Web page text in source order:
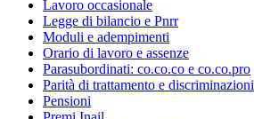
Lavoro occasionale
Legge di bilancio e Pnrr
Moduli e adempimenti
Orario di lavoro e assenze
Parasubordinati: co.co.co e co.co.pro
Parità di trattamento e discriminazioni
Pensioni